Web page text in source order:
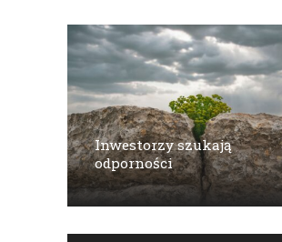
Inwestorzy szukają
odporności